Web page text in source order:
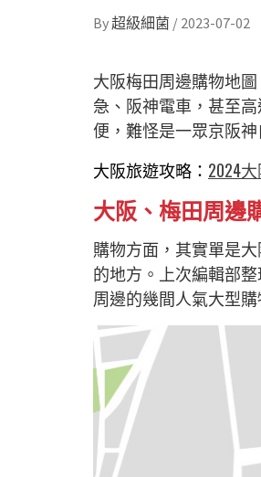
By超級細菌 / 2023-07-02
大阪梅田周邊購物地
急、阪神電車，甚至
便，難怪是一眾京阪
大阪旅遊攻略： 2024
大阪、梅田周邊
購物方面，其實單是
的地方。上次編輯部
周邊的幾間人氣大型購